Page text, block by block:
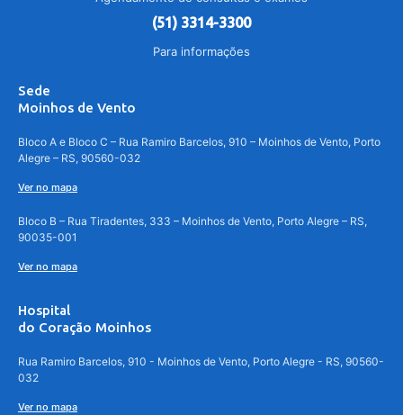
(51) 3314-3300
Para informações
Sede
Moinhos de Vento
Bloco A e Bloco C – Rua Ramiro Barcelos, 910 – Moinhos de Vento, Porto
Alegre – RS, 90560-032
Ver no mapa
Bloco B – Rua Tiradentes, 333 – Moinhos de Vento, Porto Alegre – RS,
90035-001
Ver no mapa
Hospital
do Coração Moinhos
Rua Ramiro Barcelos, 910 - Moinhos de Vento, Porto Alegre - RS, 90560-
032
Ver no mapa